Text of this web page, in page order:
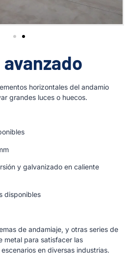
horizontales del andamio
grandes luces o huecos.
y galvanizado en caliente
disponibles
de andamiaje, y otras series de
metal para satisfacer las
en diversas industrias.